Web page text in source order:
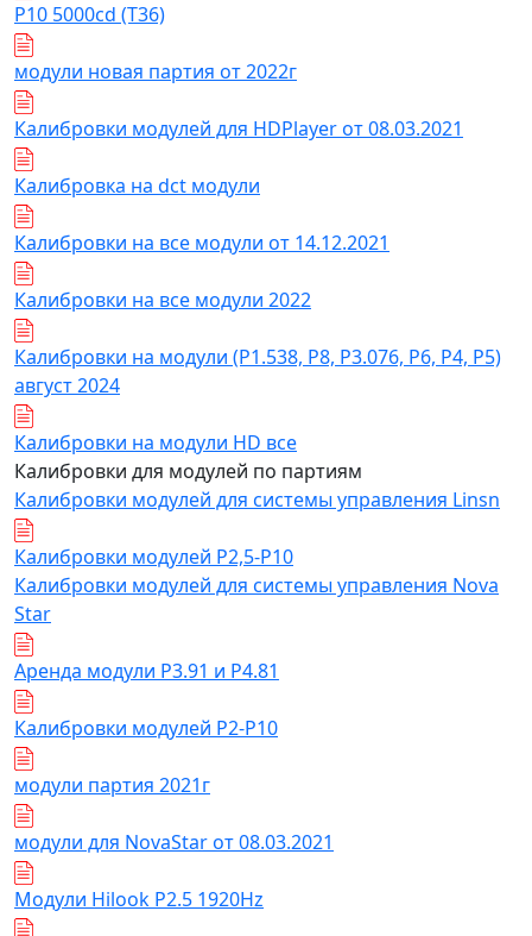
Р10 5000cd (Т36)
модули новая партия от 2022г
Калибровки модулей для HDPlayer от 08.03.2021
Калибровка на dct модули
Калибровки на все модули от 14.12.2021
Калибровки на все модули 2022
Калибровки на модули (Р1.538, Р8, Р3.076, Р6, Р4, Р5)
август 2024
Калибровки на модули HD все
Калибровки для модулей по партиям
Калибровки модулей для системы управления Linsn
Калибровки модулей Р2,5-Р10
Калибровки модулей для системы управления Nova
Star
Аренда модули Р3.91 и Р4.81
Калибровки модулей Р2-Р10
модули партия 2021г
модули для NovaStar от 08.03.2021
Модули Hilook P2.5 1920Hz